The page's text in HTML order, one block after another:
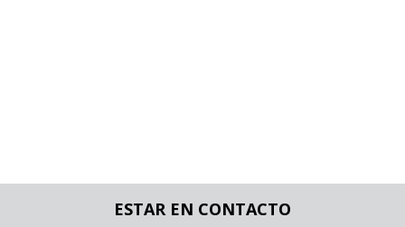
ESTAR EN CONTACTO